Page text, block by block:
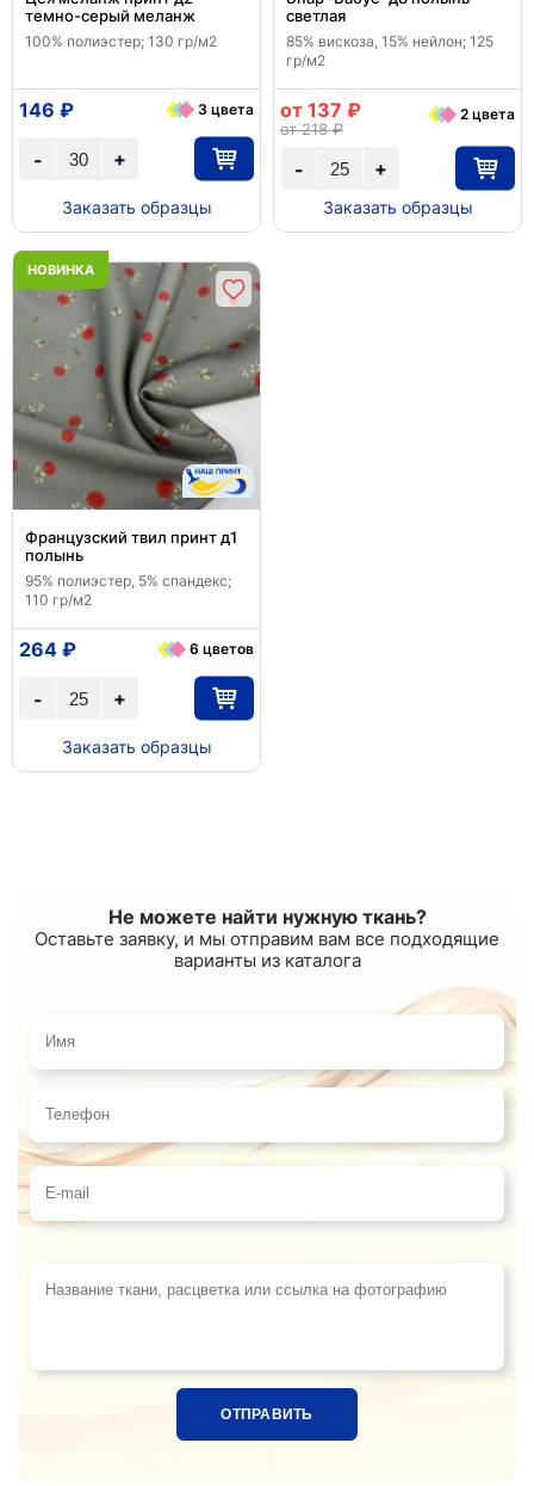
темно-серый меланж
100% полиэстер; 130 гр/м2
+
-
146 ₽ 3 цвета
Заказать образцы
светлая
85% вискоза, 15% нейлон; 125
гр/м2
+
-
от 137 ₽
от 218 ₽
2 цвета
Заказать образцы
НОВИНКА
Французский твил принт д1
полынь
95% полиэстер, 5% спандекс;
110 гр/м2
+
-
264 ₽ 6 цветов
Заказать образцы
Не можете найти нужную ткань?
Оставьте заявку, и мы отправим вам все подходящие
варианты из каталога
Имя
Телефон
E-mail